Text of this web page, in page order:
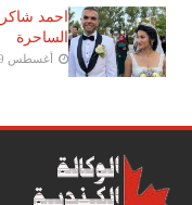
احمد
الساحرة
أغسطس 29, 2022